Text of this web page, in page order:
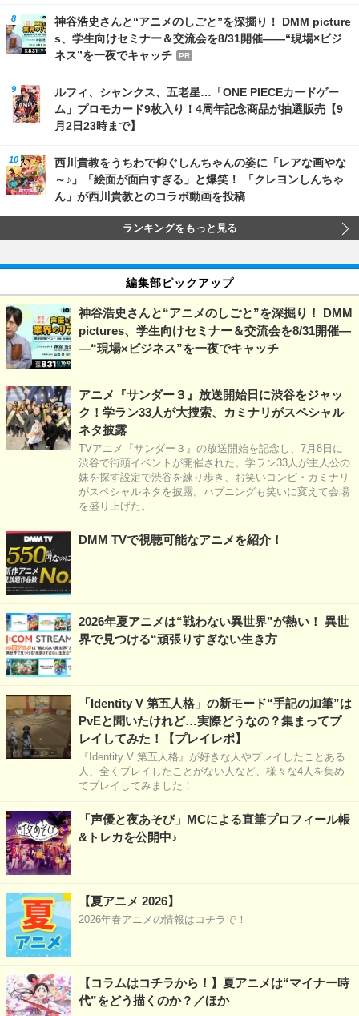
神谷浩史さんと“アニメのしごと”を深掘り！ DMM picture
s、学生向けセミナー＆交流会を8/31開催――“現場×ビジ
ネス”を一夜でキャッチ
PR
ルフィ、シャンクス、五老星…「ONE PIECEカードゲー
ム」プロモカード9枚入り！4周年記念商品が抽選販売【9
月2日23時まで】
西川貴教をうちわで仰ぐしんちゃんの姿に「レアな画やな
～♪」「絵面が面白すぎる」と爆笑！ 「クレヨンしんちゃ
ん」が西川貴教とのコラボ動画を投稿
ランキングをもっと見る
編集部ピックアップ
神谷浩史さんと“アニメのしごと”を深掘り！ DMM
pictures、学生向けセミナー＆交流会を8/31開催―
―“現場×ビジネス”を一夜でキャッチ
アニメ『サンダー３』放送開始日に渋谷をジャッ
ク！学ラン33人が大捜索、カミナリがスペシャル
ネタ披露
TVアニメ『サンダー３』の放送開始を記念し、7月8日に
渋谷で街頭イベントが開催された。学ラン33人が主人公の
妹を探す設定で渋谷を練り歩き、お笑いコンビ・カミナリ
がスペシャルネタを披露。ハプニングも笑いに変えて会場
を盛り上げた。
DMM TVで視聴可能なアニメを紹介！
2026年夏アニメは“戦わない異世界”が熱い！ 異世
界で見つける“頑張りすぎない生き方
「Identity V 第五人格」の新モード“手記の加筆”は
PvEと聞いたけれど…実際どうなの？集まってプ
レイしてみた！【プレイレポ】
『Identity V 第五人格』が好きな人やプレイしたことある
人、全くプレイしたことがない人など、様々な4人を集め
てプレイしてみました！
「声優と夜あそび」MCによる直筆プロフィール帳
&トレカを公開中♪
【夏アニメ 2026】
2026年春アニメの情報はコチラで！
【コラムはコチラから！】夏アニメは“マイナー時
代”をどう描くのか？／ほか